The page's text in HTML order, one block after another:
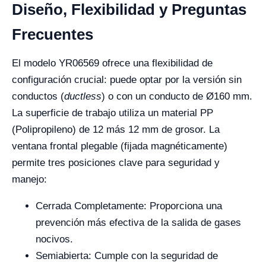
Diseño, Flexibilidad y Preguntas
Frecuentes
El modelo YR06569 ofrece una flexibilidad de
configuración crucial: puede optar por la versión sin
conductos (ductless) o con un conducto de Ø160 mm.
La superficie de trabajo utiliza un material PP
(Polipropileno) de 12 más 12 mm de grosor. La
ventana frontal plegable (fijada magnéticamente)
permite tres posiciones clave para seguridad y
manejo:
Cerrada Completamente: Proporciona una
prevención más efectiva de la salida de gases
nocivos.
Semiabierta: Cumple con la seguridad de